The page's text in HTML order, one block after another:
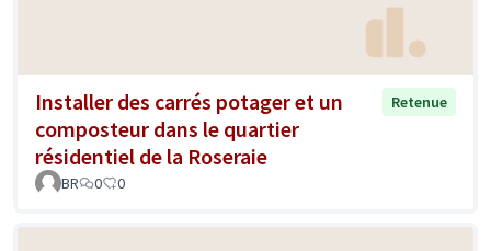
Installer des carrés potager et un
composteur dans le quartier
résidentiel de la Roseraie
Retenue
BR 0 0